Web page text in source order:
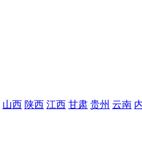
山西 陕西 江西 甘肃 贵州 云南